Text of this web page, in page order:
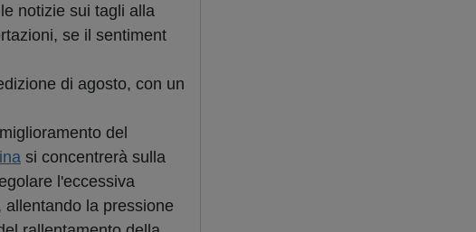
notizie sui tagli alla
se il sentiment
di agosto, con un
del
si concentrerà sulla
l'eccessiva
la pressione